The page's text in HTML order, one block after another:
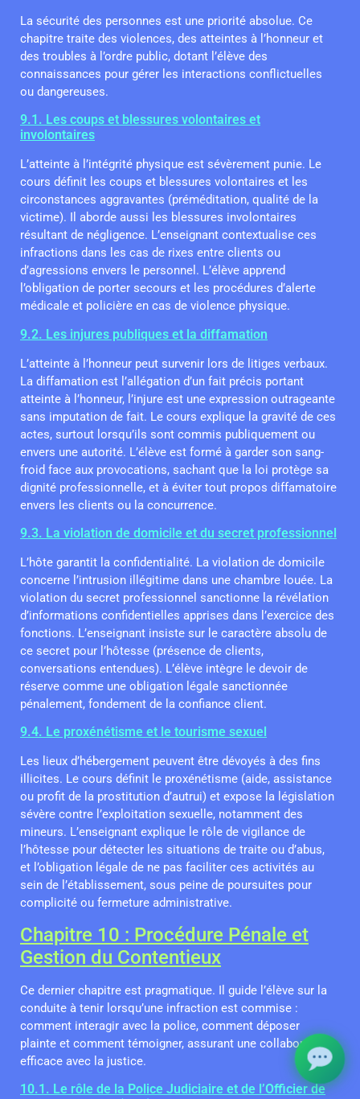
La sécurité des personnes est une priorité absolue. Ce
chapitre traite des violences, des atteintes à l’honneur et
des troubles à l’ordre public, dotant l’élève des
connaissances pour gérer les interactions conflictuelles
ou dangereuses.
9.1. Les coups et blessures volontaires et
involontaires
L’atteinte à l’intégrité physique est sévèrement punie. Le
cours définit les coups et blessures volontaires et les
circonstances aggravantes (préméditation, qualité de la
victime). Il aborde aussi les blessures involontaires
résultant de négligence. L’enseignant contextualise ces
infractions dans les cas de rixes entre clients ou
d’agressions envers le personnel. L’élève apprend
l’obligation de porter secours et les procédures d’alerte
médicale et policière en cas de violence physique.
9.2. Les injures publiques et la diffamation
L’atteinte à l’honneur peut survenir lors de litiges verbaux.
La diffamation est l’allégation d’un fait précis portant
atteinte à l’honneur, l’injure est une expression outrageante
sans imputation de fait. Le cours explique la gravité de ces
actes, surtout lorsqu’ils sont commis publiquement ou
envers une autorité. L’élève est formé à garder son sang-
froid face aux provocations, sachant que la loi protège sa
dignité professionnelle, et à éviter tout propos diffamatoire
envers les clients ou la concurrence.
9.3. La violation de domicile et du secret professionnel
L’hôte garantit la confidentialité. La violation de domicile
concerne l’intrusion illégitime dans une chambre louée. La
violation du secret professionnel sanctionne la révélation
d’informations confidentielles apprises dans l’exercice des
fonctions. L’enseignant insiste sur le caractère absolu de
ce secret pour l’hôtesse (présence de clients,
conversations entendues). L’élève intègre le devoir de
réserve comme une obligation légale sanctionnée
pénalement, fondement de la confiance client.
9.4. Le proxénétisme et le tourisme sexuel
Les lieux d’hébergement peuvent être dévoyés à des fins
illicites. Le cours définit le proxénétisme (aide, assistance
ou profit de la prostitution d’autrui) et expose la législation
sévère contre l’exploitation sexuelle, notamment des
mineurs. L’enseignant explique le rôle de vigilance de
l’hôtesse pour détecter les situations de traite ou d’abus,
et l’obligation légale de ne pas faciliter ces activités au
sein de l’établissement, sous peine de poursuites pour
complicité ou fermeture administrative.
Chapitre 10 : Procédure Pénale et
Gestion du Contentieux
Ce dernier chapitre est pragmatique. Il guide l’élève sur la
conduite à tenir lorsqu’une infraction est commise :
comment interagir avec la police, comment déposer
plainte et comment témoigner, assurant une collaboration
efficace avec la justice.
10.1. Le rôle de la Police Judiciaire et de l’Officier de